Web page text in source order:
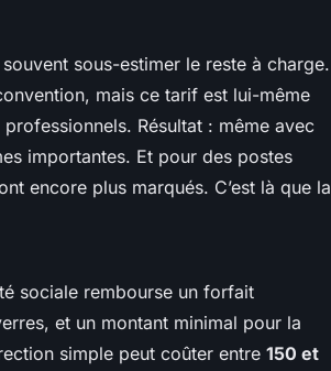
sous-estimer le reste à charge.
mais ce tarif est lui-même
Résultat : même avec
importantes. Et pour des postes
encore plus marqués. C’est là que la
sociale rembourse un forfait
et un montant minimal pour la
simple peut coûter entre 150 et